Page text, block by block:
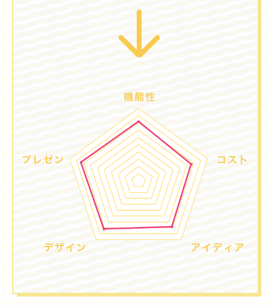
プロジェクト
プロジェクト
プラン一覧
プラン一覧
リノベーション物件ってなあに？